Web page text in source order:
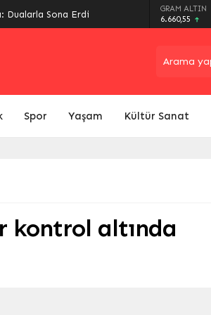
Dualarla Sona Erdi GRAM ALTIN
6.660,55
Spor Yaşam Kültür Sanat
kontrol altında